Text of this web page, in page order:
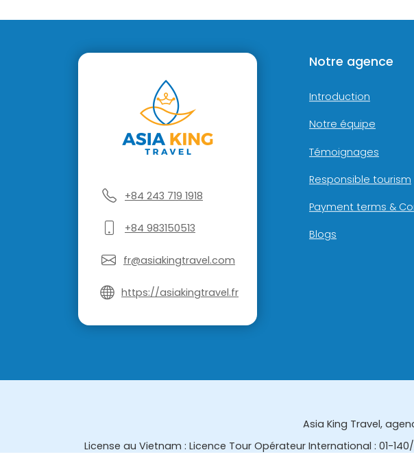
+84 243 719 1918
+84 983150513
fr@asiakingtravel.com
https://asiakingtravel.fr
Notre agence
Introduction
Notre équipe
Témoignages
Responsible tourism
Payment terms &
Blogs
Asia King Travel,
License au Vietnam : Licence Tour Opérateur International : 01-